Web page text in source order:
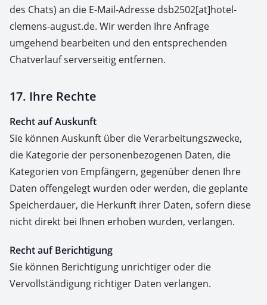
des Chats) an die E-Mail-Adresse dsb2502[at]hotel-
clemens-august.de. Wir werden Ihre Anfrage
umgehend bearbeiten und den entsprechenden
Chatverlauf serverseitig entfernen.
17. Ihre Rechte
Recht auf Auskunft
Sie können Auskunft über die Verarbeitungszwecke,
die Kategorie der personenbezogenen Daten, die
Kategorien von Empfängern, gegenüber denen Ihre
Daten offengelegt wurden oder werden, die geplante
Speicherdauer, die Herkunft ihrer Daten, sofern diese
nicht direkt bei Ihnen erhoben wurden, verlangen.
Recht auf Berichtigung
Sie können Berichtigung unrichtiger oder die
Vervollständigung richtiger Daten verlangen.